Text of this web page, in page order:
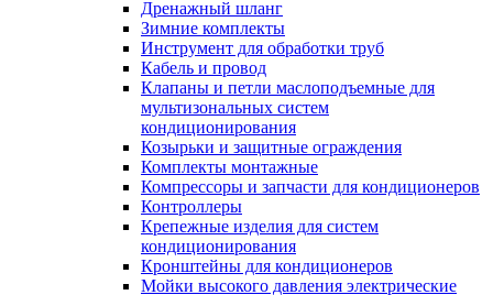
Дренажный шланг
Зимние комплекты
Инструмент для обработки труб
Кабель и провод
Клапаны и петли маслоподъемные для
мультизональных систем
кондиционирования
Козырьки и защитные ограждения
Комплекты монтажные
Компрессоры и запчасти для кондиционеров
Контроллеры
Крепежные изделия для систем
кондиционирования
Кронштейны для кондиционеров
Мойки высокого давления электрические